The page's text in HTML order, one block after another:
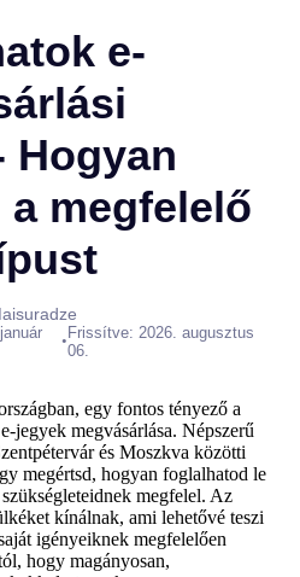
e-
Hogyan
megfelelő
• Frissítve: 2026. augusztus
06.
egy fontos tényező a
jegyek megvásárlása. Népszerű
és Moszkva közötti
megértsd, hogyan foglalhatod le
megfelel. Az
kínálnak, ami lehetővé teszi
igényeiknek megfelelően
hogy magányosan,